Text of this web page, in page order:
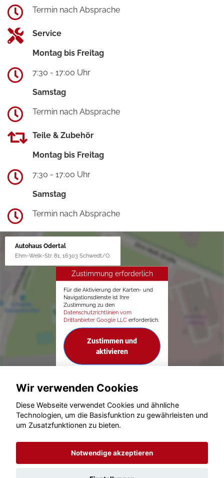
Termin nach Absprache
Service
Montag bis Freitag
7:30 - 17:00 Uhr
Samstag
Termin nach Absprache
Teile & Zubehör
Montag bis Freitag
7:30 - 17:00 Uhr
Samstag
Termin nach Absprache
Autohaus Odertal
Ehm-Welk-Str. 81, 16303 Schwedt/O.
Zustimmung erforderlich
Für die Aktivierung der Karten- und
Navigationsdienste ist Ihre
Zustimmung zu den
Datenschutzrichtlinien vom
Drittanbieter Google LLC erforderlich.
Zustimmen und
aktivieren
© konjunkturmotor.de GmbH 2020 - 2026
Wir verwenden Cookies
Diese Webseite verwendet Cookies und ähnliche
Technologien, um die Basisfunktion zu gewährleisten und
um Zusatzfunktionen zu bieten.
Notwendige akzeptieren